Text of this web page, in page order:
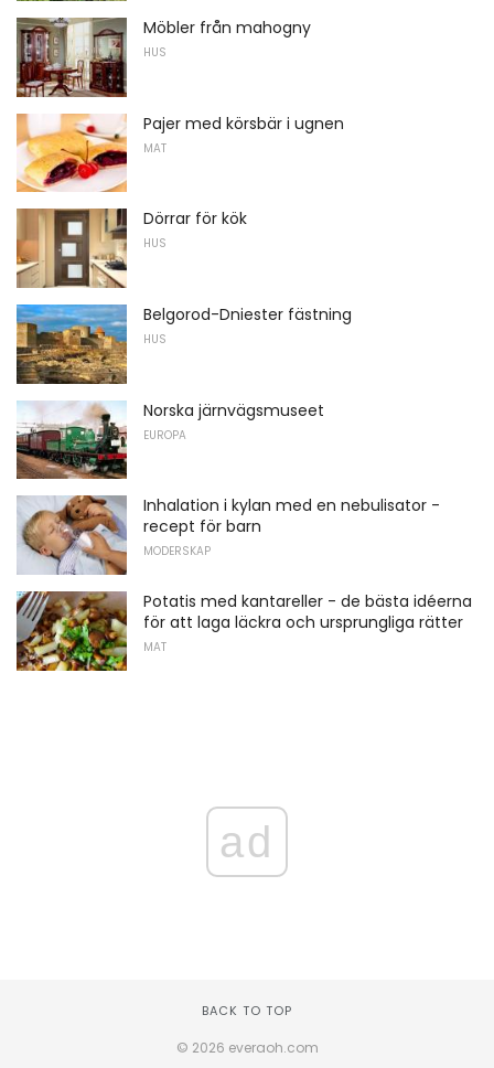
Möbler från mahogny
HUS
Pajer med körsbär i ugnen
MAT
Dörrar för kök
HUS
Belgorod-Dniester fästning
HUS
Norska järnvägsmuseet
EUROPA
Inhalation i kylan med en nebulisator -
recept för barn
MODERSKAP
Potatis med kantareller - de bästa idéerna
för att laga läckra och ursprungliga rätter
MAT
ad
BACK TO TOP
© 2026 everaoh.com